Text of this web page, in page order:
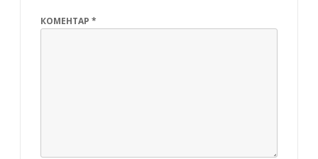
КОМЕНТАР *